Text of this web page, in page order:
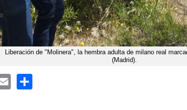
Liberación de "Molinera", la hembra adulta de milano real
(Madrid).
Email